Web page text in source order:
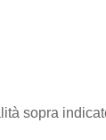
sopra